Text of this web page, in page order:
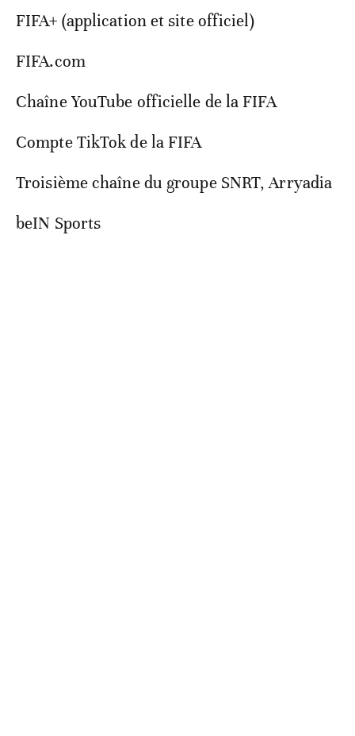
FIFA+ (application et site officiel)
FIFA.com
Chaîne YouTube officielle de la FIFA
Compte TikTok de la FIFA
Troisième chaîne du groupe SNRT, Arryadia
beIN Sports